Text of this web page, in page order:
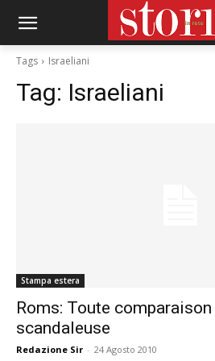
Tags Israeliani
Tag: Israeliani
Stampa estera
Roms: Toute
scandaleuse
Redazione Sir - 24 Agosto 2010